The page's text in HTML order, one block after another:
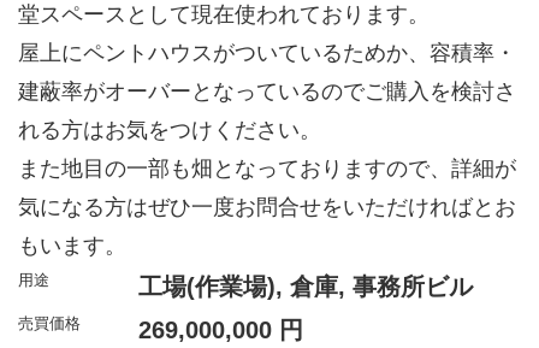
堂スペースとして現在使われております。
屋上にペントハウスがついているためか、容積率・
建蔽率がオーバーとなっているのでご購入を検討さ
れる方はお気をつけください。
また地目の一部も畑となっておりますので、詳細が
気になる方はぜひ一度お問合せをいただければとお
もいます。
用途 工場(作業場), 倉庫, 事務所ビル
売買価格 269,000,000 円